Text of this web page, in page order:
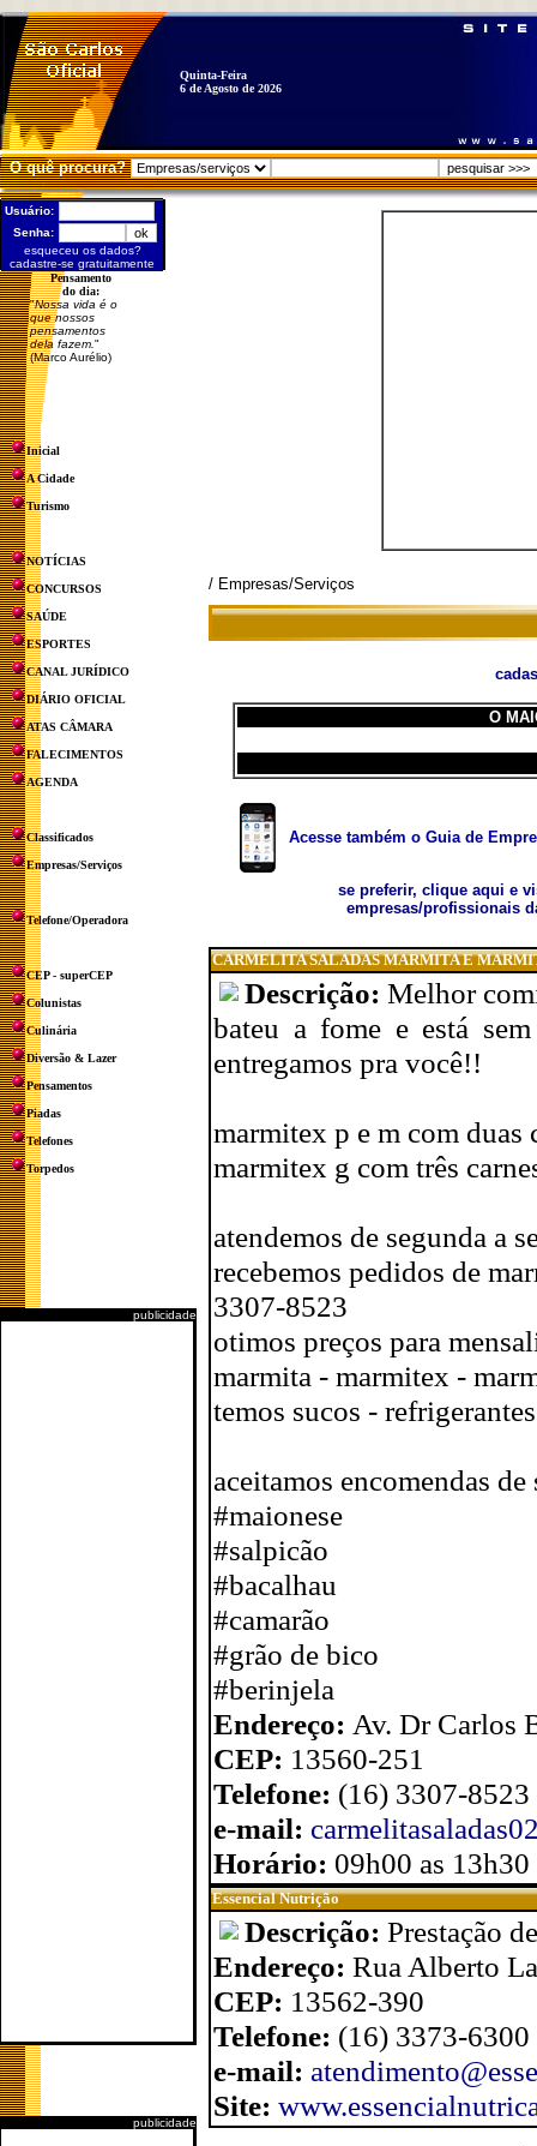
Quinta-Feira
6 de Agosto de 2026
O quê procura?
Usuário:
Senha:
esqueceu os dados?
cadastre-se gratuitamente
Pensamento
do dia:
"Nossa vida é o
que nossos
pensamentos
dela fazem. "
(Marco Aurélio)
Inicial
A Cidade
Turismo
NOTÍCIAS
CONCURSOS
SAÚDE
ESPORTES
CANAL JURÍDICO
DIÁRIO OFICIAL
ATAS CÂMARA
FALECIMENTOS
AGENDA
Classificados
Empresas/Serviços
Telefone/Operadora
CEP - superCEP
Colunistas
Culinária
Diversão & Lazer
Pensamentos
Piadas
Telefones
Torpedos
publicidade
publicidade
/ Empresas/Serviços
O
Acesse também o Guia de
se preferir, clique aqui e
empresas/profissionais
CARMELITA SALADAS MARMITA E
Descrição: Melhor
bateu a fome e está
entregamos pra você!!
marmitex p e m com duas
marmitex g com três
atendemos de segunda a
recebemos pedidos de
3307-8523
otimos preços para
marmita - marmitex -
temos sucos -
aceitamos encomendas
#maionese
#salpicão
#bacalhau
#camarão
#grão de bico
#berinjela
Endereço: Av. Dr Carlos
CEP: 13560-251
Telefone: (16) 3307-
e-mail:
Horário: 09h00 as 13h30
Essencial Nutrição
Descrição: Prestação
Endereço: Rua Alberto
CEP: 13562-390
Telefone: (16) 3373-6300
e-mail:
Site: